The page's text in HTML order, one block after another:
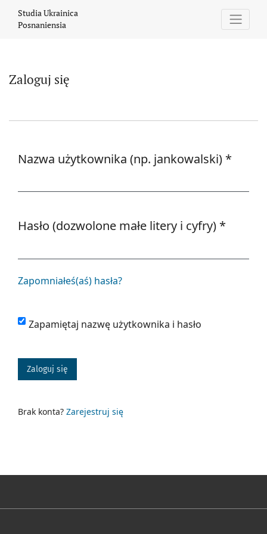
Zaloguj się
Studia Ukrainica
Posnaniensia
Zaloguj się
Nazwa użytkownika (np. jankowalski) *
Hasło (dozwolone małe litery i cyfry) *
Zapomniałeś(aś) hasła?
Zapamiętaj nazwę użytkownika i hasło
Zaloguj się
Brak konta? Zarejestruj się